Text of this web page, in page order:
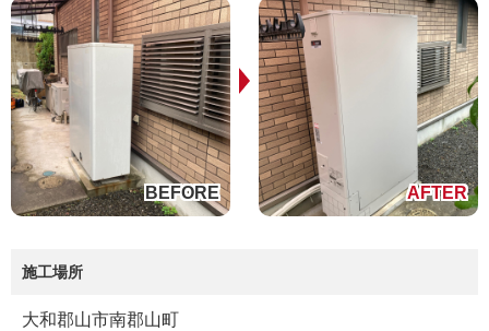
施工場所
大和郡山市南郡山町